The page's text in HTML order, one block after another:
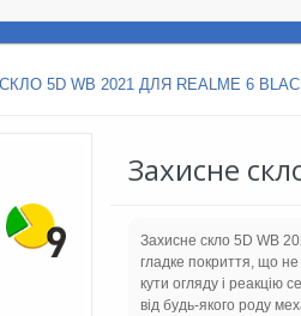
5D WB 2021 ДЛЯ REALME 6
Захисне
Захисне скло 5D WB
гладке покриття, що
кути огляду і реакцію
від будь-якого роду